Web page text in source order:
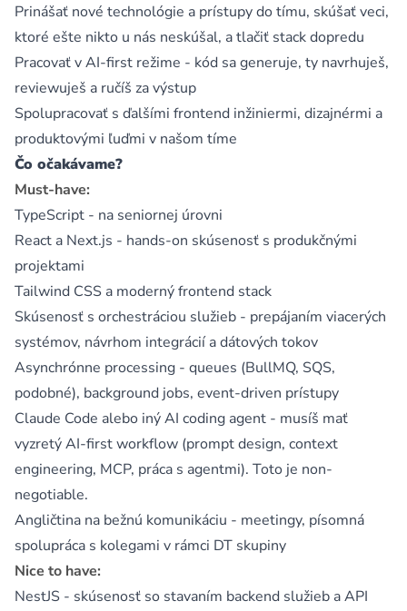
Prinášať nové technológie a prístupy do tímu, skúšať veci,
ktoré ešte nikto u nás neskúšal, a tlačiť stack dopredu
Pracovať v AI-first režime - kód sa generuje, ty navrhuješ,
reviewuješ a ručíš za výstup
Spolupracovať s ďalšími frontend inžiniermi, dizajnérmi a
produktovými ľuďmi v našom tíme
Čo očakávame?
Must-have:
TypeScript - na seniornej úrovni
React a Next.js - hands-on skúsenosť s produkčnými
projektami
Tailwind CSS a moderný frontend stack
Skúsenosť s orchestráciou služieb - prepájaním viacerých
systémov, návrhom integrácií a dátových tokov
Asynchrónne processing - queues (BullMQ, SQS,
podobné), background jobs, event-driven prístupy
Claude Code alebo iný AI coding agent - musíš mať
vyzretý AI-first workflow (prompt design, context
engineering, MCP, práca s agentmi). Toto je non-
negotiable.
Angličtina na bežnú komunikáciu - meetingy, písomná
spolupráca s kolegami v rámci DT skupiny
Nice to have:
NestJS - skúsenosť so stavaním backend služieb a API